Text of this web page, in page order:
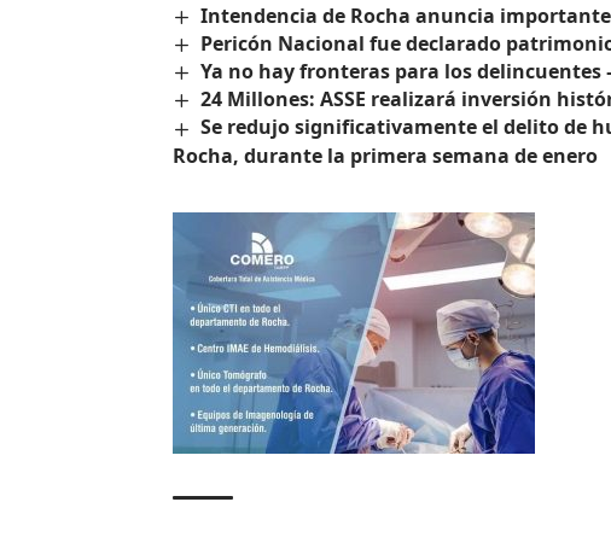
Intendencia de Rocha anuncia
Pericón Nacional fue declarado
Ya no hay fronteras para los delincuentes
24 Millones: ASSE realizará inversión
Se redujo significativamente el delito de
Rocha, durante la primera semana de enero